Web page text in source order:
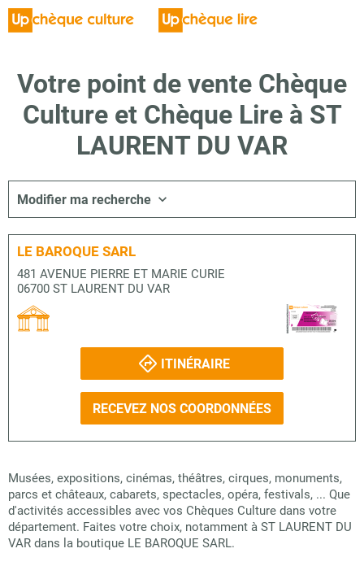
Votre point de vente Chèque
Culture et Chèque Lire à ST
LAURENT DU VAR
Modifier ma recherche
LE BAROQUE SARL
481 AVENUE PIERRE ET MARIE CURIE
06700 ST LAURENT DU VAR
ITINÉRAIRE
RECEVEZ NOS COORDONNÉES
Musées, expositions, cinémas, théâtres, cirques, monuments,
parcs et châteaux, cabarets, spectacles, opéra, festivals, ... Que
d'activités accessibles avec vos Chèques Culture dans votre
département. Faites votre choix, notamment à ST LAURENT DU
VAR dans la boutique LE BAROQUE SARL.